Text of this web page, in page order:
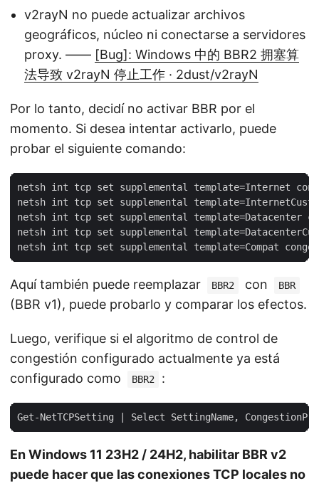
v2rayN no puede actualizar archivos
geográficos, núcleo ni conectarse a servidores
proxy. —— [Bug]: Windows 中的 BBR2 拥塞算
法导致 v2rayN 停止工作 · 2dust/v2rayN
Por lo tanto, decidí no activar BBR por el
momento. Si desea intentar activarlo, puede
probar el siguiente comando:
netsh int tcp set supplemental template=Internet
netsh int tcp set supplemental
netsh int tcp set supplemental template=Datacenter
netsh int tcp set supplemental
Aquí también puede reemplazar BBR2 con BBR
(BBR v1), puede probarlo y comparar los efectos.
Luego, verifique si el algoritmo de control de
congestión configurado actualmente ya está
configurado como
BBR2 :
En Windows 11 23H2 / 24H2, habilitar BBR v2
puede hacer que las conexiones TCP locales no